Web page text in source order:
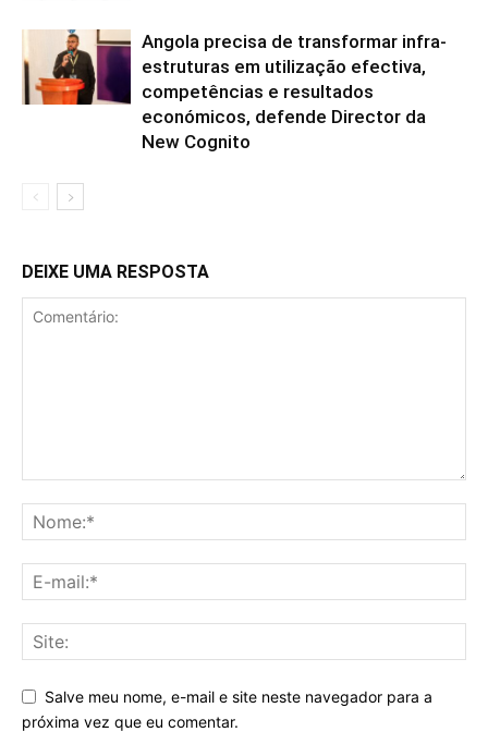
Angola precisa de transformar infra-
estruturas em utilização efectiva,
competências e resultados
económicos, defende Director da
New Cognito
DEIXE UMA RESPOSTA
Salve meu nome, e-mail e site neste navegador para a
próxima vez que eu comentar.